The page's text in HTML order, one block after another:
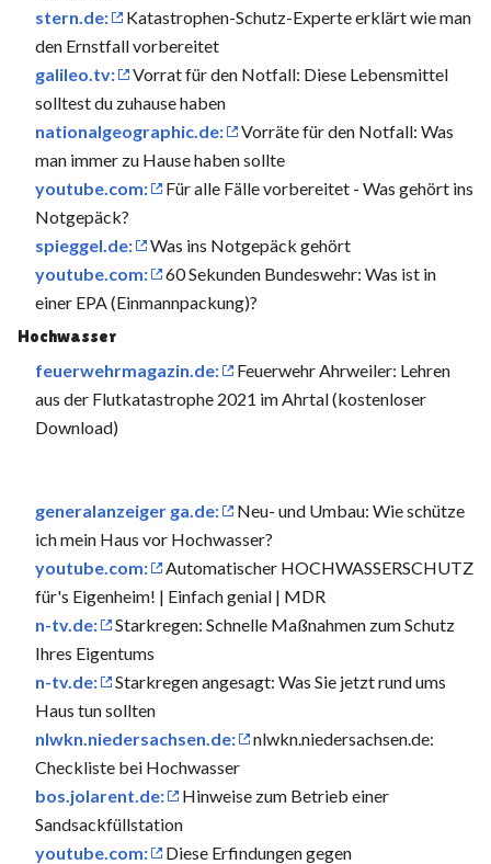
stern.de:
Katastrophen-Schutz-Experte erklärt wie man
den Ernstfall vorbereitet
galileo.tv:
Vorrat für den Notfall: Diese Lebensmittel
solltest du zuhause haben
nationalgeographic.de:
Vorräte für den Notfall: Was
man immer zu Hause haben sollte
youtube.com:
Für alle Fälle vorbereitet - Was gehört ins
Notgepäck?
spieggel.de:
Was ins Notgepäck gehört
youtube.com:
60 Sekunden Bundeswehr: Was ist in
einer EPA (Einmannpackung)?
Hochwasser
feuerwehrmagazin.de:
Feuerwehr Ahrweiler: Lehren
aus der Flutkatastrophe 2021 im Ahrtal (kostenloser
Download)
generalanzeiger ga.de:
Neu- und Umbau: Wie schütze
ich mein Haus vor Hochwasser?
youtube.com:
Automatischer HOCHWASSERSCHUTZ
für's Eigenheim! | Einfach genial | MDR
n-tv.de:
Starkregen: Schnelle Maßnahmen zum Schutz
Ihres Eigentums
n-tv.de:
Starkregen angesagt: Was Sie jetzt rund ums
Haus tun sollten
nlwkn.niedersachsen.de:
nlwkn.niedersachsen.de:
Checkliste bei Hochwasser
bos.jolarent.de:
Hinweise zum Betrieb einer
Sandsackfüllstation
youtube.com:
Diese Erfindungen gegen